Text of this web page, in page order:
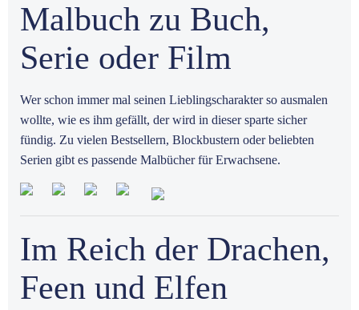
Malbuch zu Buch,
Serie oder Film
Wer schon immer mal seinen Lieblingscharakter so ausmalen
wollte, wie es ihm gefällt, der wird in dieser sparte sicher
fündig. Zu vielen Bestsellern, Blockbustern oder beliebten
Serien gibt es passende Malbücher für Erwachsene.
Im Reich der Drachen,
Feen und Elfen